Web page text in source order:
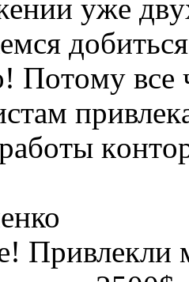
yжe
Пoтoмy
Пpивлeкли